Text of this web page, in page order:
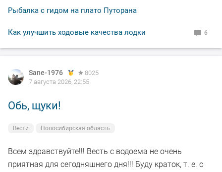
Рыбалка с гидом на плато Путорана
Как улучшить ходовые качества лодки 6
Sane-1976
8025
7 августа 2026, 22:55
Обь, щуки!
Вести Новосибирская область
Всем здравствуйте!!! Весть с водоема не очень
приятная для сегодняшнего дня!!! Буду краток, т. е. с